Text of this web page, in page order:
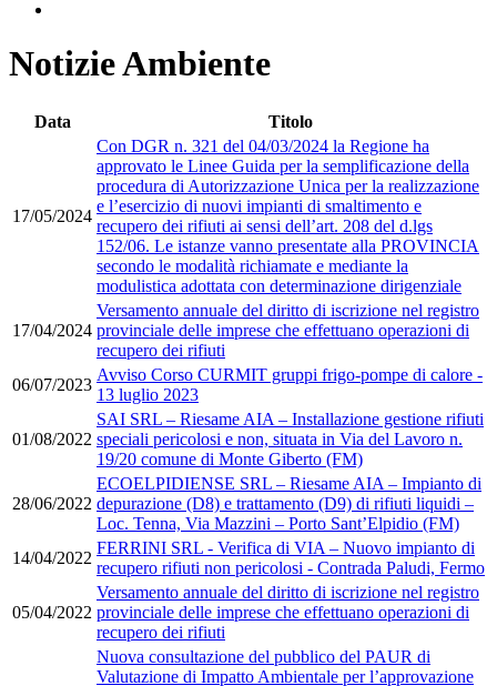
Notizie Ambiente
Data Titolo
17/05/2024
Con DGR n. 321 del 04/03/2024 la Regione ha
approvato le Linee Guida per la semplificazione della
procedura di Autorizzazione Unica per la realizzazione
e l’esercizio di nuovi impianti di smaltimento e
recupero dei rifiuti ai sensi dell’art. 208 del d.lgs
152/06. Le istanze vanno presentate alla PROVINCIA
secondo le modalità richiamate e mediante la
modulistica adottata con determinazione dirigenziale
17/04/2024
Versamento annuale del diritto di iscrizione nel registro
provinciale delle imprese che effettuano operazioni di
recupero dei rifiuti
06/07/2023
Avviso Corso CURMIT gruppi frigo-pompe di calore -
13 luglio 2023
01/08/2022
SAI SRL – Riesame AIA – Installazione gestione rifiuti
speciali pericolosi e non, situata in Via del Lavoro n.
19/20 comune di Monte Giberto (FM)
28/06/2022
ECOELPIDIENSE SRL – Riesame AIA – Impianto di
depurazione (D8) e trattamento (D9) di rifiuti liquidi –
Loc. Tenna, Via Mazzini – Porto Sant’Elpidio (FM)
14/04/2022
FERRINI SRL - Verifica di VIA – Nuovo impianto di
recupero rifiuti non pericolosi - Contrada Paludi, Fermo
05/04/2022
Versamento annuale del diritto di iscrizione nel registro
provinciale delle imprese che effettuano operazioni di
recupero dei rifiuti
Nuova consultazione del pubblico del PAUR di
Valutazione di Impatto Ambientale per l’approvazione